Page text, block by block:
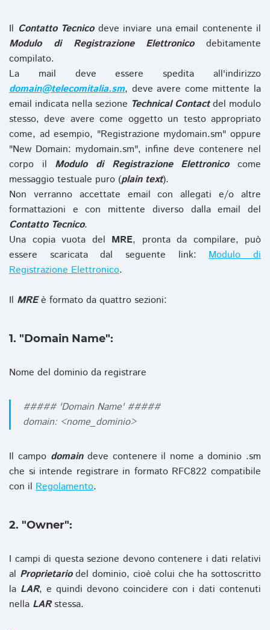
Il Contatto Tecnicodeve inviare una email contenente il
Modulo di Registrazione Elettronicodebitamente
compilato.
La mail deve essere spedita all'indirizzo
domain@telecomitalia.sm, deve avere come mittente la
email indicata nella sezione Technical Contactdel modulo
stesso, deve avere come oggetto un testo appropriato
come, ad esempio, "Registrazione mydomain.sm" oppure
"New Domain: mydomain.sm", infine deve contenere nel
corpo il Modulo di Registrazione Elettronicocome
messaggio testuale puro (plain text).
Non verranno accettate email con allegati e/o altre
formattazioni e con mittente diverso dalla email del
Contatto Tecnico.
Una copia vuota del MRE, pronta da compilare, può
essere scaricata dal seguente link:Modulo di
Registrazione Elettronico.
Il MREè formato da quattro sezioni:
1. "Domain Name":
Nome del dominio da registrare
##### 'Domain Name' #####
domain: <nome_dominio>
Il campo domaindeve contenere il nome a dominio .sm
che si intende registrare in formato RFC822 compatibile
con il Regolamento.
2. "Owner":
I campi di questa sezione devono contenere i dati relativi
al Proprietariodel dominio, cioè colui che ha sottoscritto
la LAR, e quindi devono coincidere con i dati contenuti
nella LARstessa.